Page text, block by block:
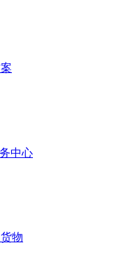
中心
物